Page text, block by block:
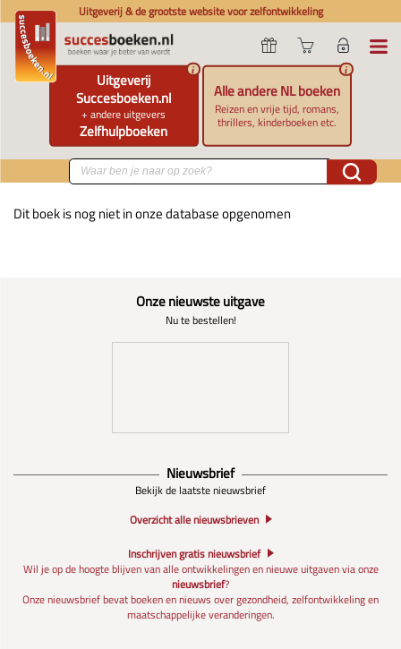
Uitgeverij & de grootste website voor zelfontwikkeling
Uitgeverij
Succesboeken.nl
+ andere uitgevers
Zelfhulpboeken
i
Alle andere NL boeken
Reizen en vrije tijd, romans,
thrillers, kinderboeken etc.
i
Onze nieuwste uitgave
Nu te bestellen!
Nieuwsbrief
Bekijk de laatste nieuwsbrief
Overzicht alle nieuwsbrieven
Inschrijven gratis nieuwsbrief
Wil je op de hoogte blijven van alle ontwikkelingen en nieuwe uitgaven via onze
nieuwsbrief?
Onze nieuwsbrief bevat boeken en nieuws over gezondheid, zelfontwikkeling en
maatschappelijke veranderingen.
Dit boek is nog niet in onze database opgenomen